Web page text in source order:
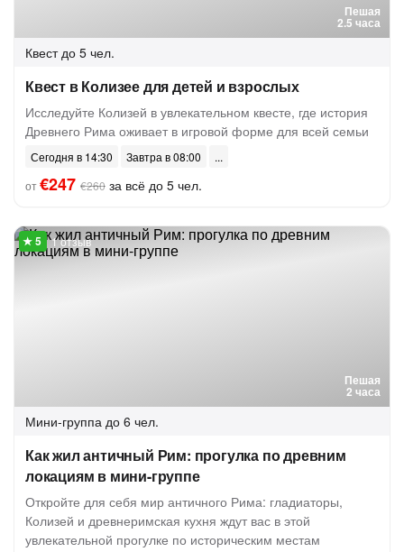
Пешая
2.5 часа
Квест до 5 чел.
Квест в Колизее для детей и взрослых
Исследуйте Колизей в увлекательном квесте, где история
Древнего Рима оживает в игровой форме для всей семьи
Сегодня в 14:30
Завтра в 08:00
от€247 €260 за всё до 5 чел.
Пешая
2 часа
1 отзыв
Мини-группа до 6 чел.
Как жил античный Рим: прогулка по древним
локациям в мини-группе
Откройте для себя мир античного Рима: гладиаторы,
Колизей и древнеримская кухня ждут вас в этой
увлекательной прогулке по историческим местам